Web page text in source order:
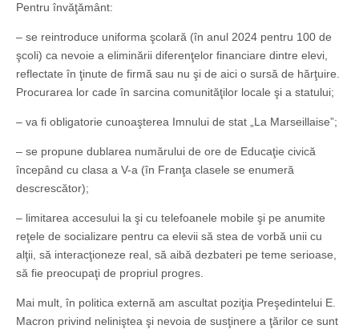
Pentru învăţământ:
– se reintroduce uniforma şcolară (în anul 2024 pentru 100 de
şcoli) ca nevoie a eliminării diferenţelor financiare dintre elevi,
reflectate în ţinute de firmă sau nu şi de aici o sursă de hărţuire.
Procurarea lor cade în sarcina comunităţilor locale şi a statului;
– va fi obligatorie cunoaşterea Imnului de stat „La Marseillaise”;
– se propune dublarea numărului de ore de Educaţie civică
începând cu clasa a V-a (în Franţa clasele se enumeră
descrescător);
– limitarea accesului la şi cu telefoanele mobile şi pe anumite
reţele de socializare pentru ca elevii să stea de vorbă unii cu
alţii, să interacţioneze real, să aibă dezbateri pe teme serioase,
să fie preocupaţi de propriul progres.
Mai mult, în politica externă am ascultat poziţia Preşedintelui E.
Macron privind neliniştea şi nevoia de susţinere a ţărilor ce sunt